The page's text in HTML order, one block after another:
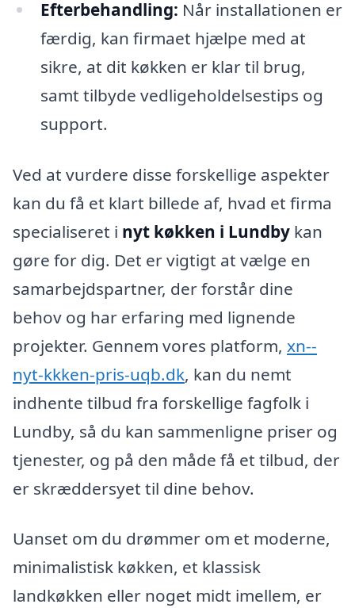
Efterbehandling: Når installationen er
færdig, kan firmaet hjælpe med at
sikre, at dit køkken er klar til brug,
samt tilbyde vedligeholdelsestips og
support.
Ved at vurdere disse forskellige aspekter
kan du få et klart billede af, hvad et firma
specialiseret i nyt køkken i Lundby kan
gøre for dig. Det er vigtigt at vælge en
samarbejdspartner, der forstår dine
behov og har erfaring med lignende
projekter. Gennem vores platform, xn--
nyt-kkken-pris-uqb.dk, kan du nemt
indhente tilbud fra forskellige fagfolk i
Lundby, så du kan sammenligne priser og
tjenester, og på den måde få et tilbud, der
er skræddersyet til dine behov.
Uanset om du drømmer om et moderne,
minimalistisk køkken, et klassisk
landkøkken eller noget midt imellem, er